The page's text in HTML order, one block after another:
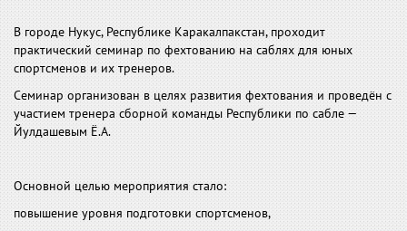
В городе Нукус, Республике Каракалпакстан, проходит
практический семинар по фехтованию на саблях для юных
спортсменов и их тренеров.
Семинар организован в целях развития фехтования и проведён с
участием тренера сборной команды Республики по сабле —
Йулдашевым Ё.А.
Основной целью мероприятия стало:
повышение уровня подготовки спортсменов,